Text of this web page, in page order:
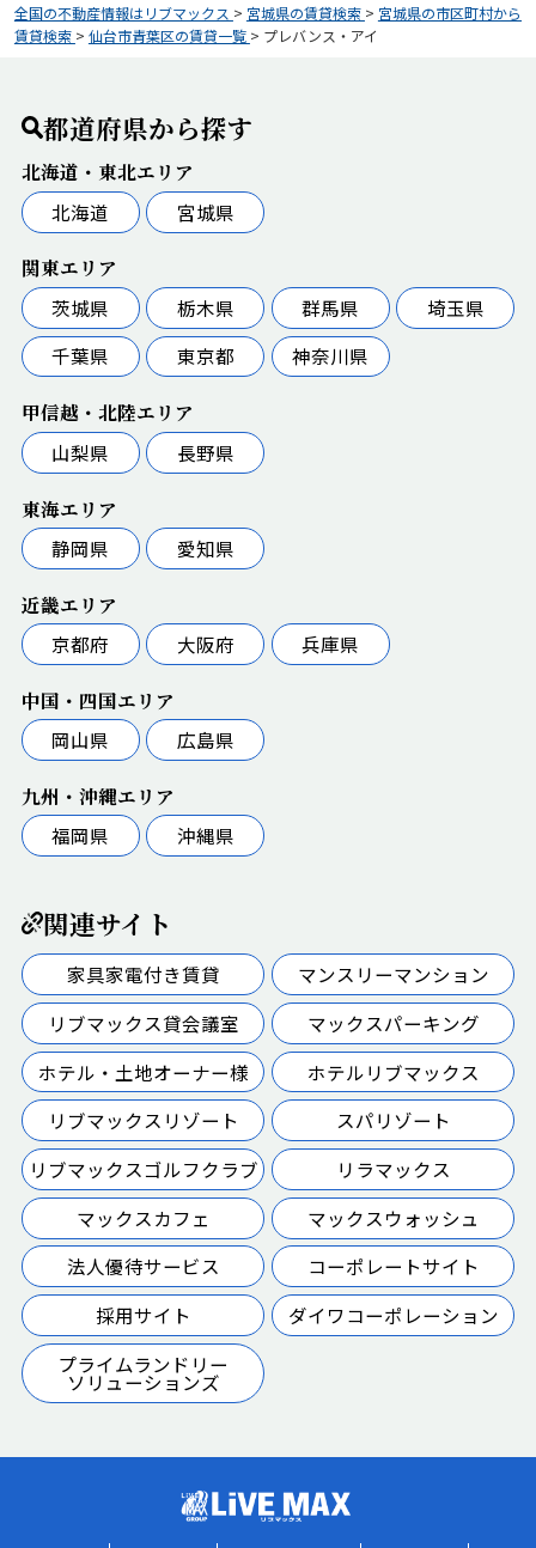
全国の不動産情報はリブマックス > 宮城県の賃貸検索 > 宮城県の市区町村から
賃貸検索 > 仙台市青葉区の賃貸一覧 > プレバンス・アイ
都道府県から探す
北海道・東北エリア
北海道
宮城県
関東エリア
茨城県
栃木県 群馬県
埼玉県
千葉県
東京都 神奈川県
甲信越・北陸エリア
山梨県
長野県
東海エリア
静岡県
愛知県
近畿エリア
京都府
大阪府 兵庫県
中国・四国エリア
岡山県
広島県
九州・沖縄エリア
福岡県
沖縄県
関連サイト
家具家電付き賃貸
マンスリーマンション
リブマックス貸会議室
マックスパーキング
ホテル・土地オーナー様
ホテルリブマックス
リブマックスリゾート
スパリゾート
リブマックスゴルフクラブ
リラマックス
マックスカフェ
マックスウォッシュ
法人優待サービス
コーポレートサイト
採用サイト
ダイワコーポレーション
プライムランドリー
ソリューションズ